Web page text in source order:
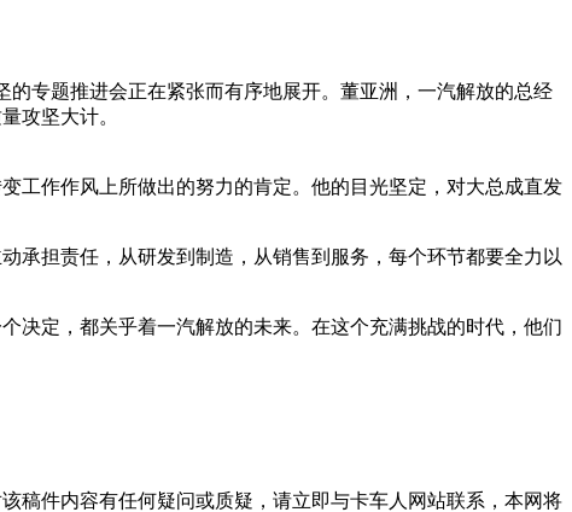
专题推进会正在紧张而有序地展开。董亚洲，一汽解放的总经
攻坚大计。
工作作风上所做出的努力的肯定。他的目光坚定，对大总成直发
承担责任，从研发到制造，从销售到服务，每个环节都要全力以
决定，都关乎着一汽解放的未来。在这个充满挑战的时代，他们
稿件内容有任何疑问或质疑，请立即与卡车人网站联系，本网将